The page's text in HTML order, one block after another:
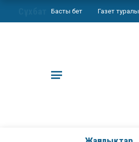
Басты бет Газет туралы